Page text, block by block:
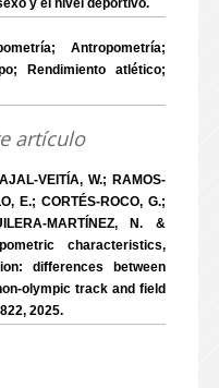
y el nivel deportivo.
Antropometría;
Rendimiento atlético;
artículo
VEITÍA, W.; RAMOS-
E.; CORTÉS-ROCO, G.;
MARTÍNEZ, N. &
characteristics,
differences between
olympic track and field
2025.